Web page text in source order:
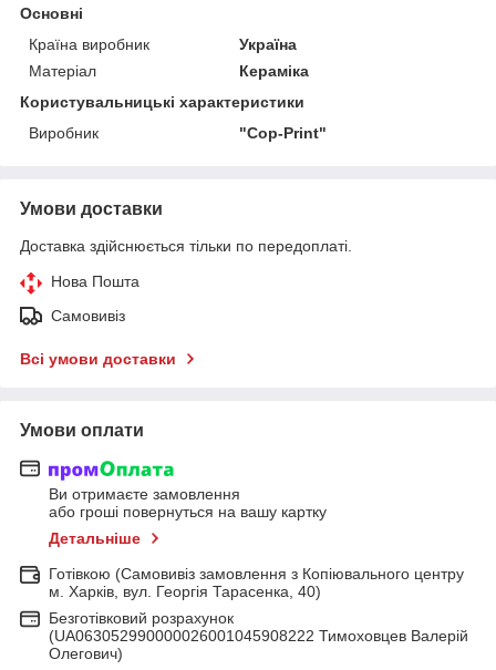
Основні
Країна виробник
Україна
Матеріал
Кераміка
Користувальницькі характеристики
Виробник
"Cop-Print"
Умови доставки
Доставка здійснюється тільки по передоплаті.
Нова Пошта
Самовивіз
Всі умови доставки
Умови оплати
Ви отримаєте замовлення
або гроші повернуться на вашу картку
Детальніше
Готівкою (Самовивіз замовлення з Копіювального центру
м. Харків, вул. Георгія Тарасенка, 40)
Безготівковий розрахунок
(UA063052990000026001045908222 Тимоховцев Валерій
Олегович)